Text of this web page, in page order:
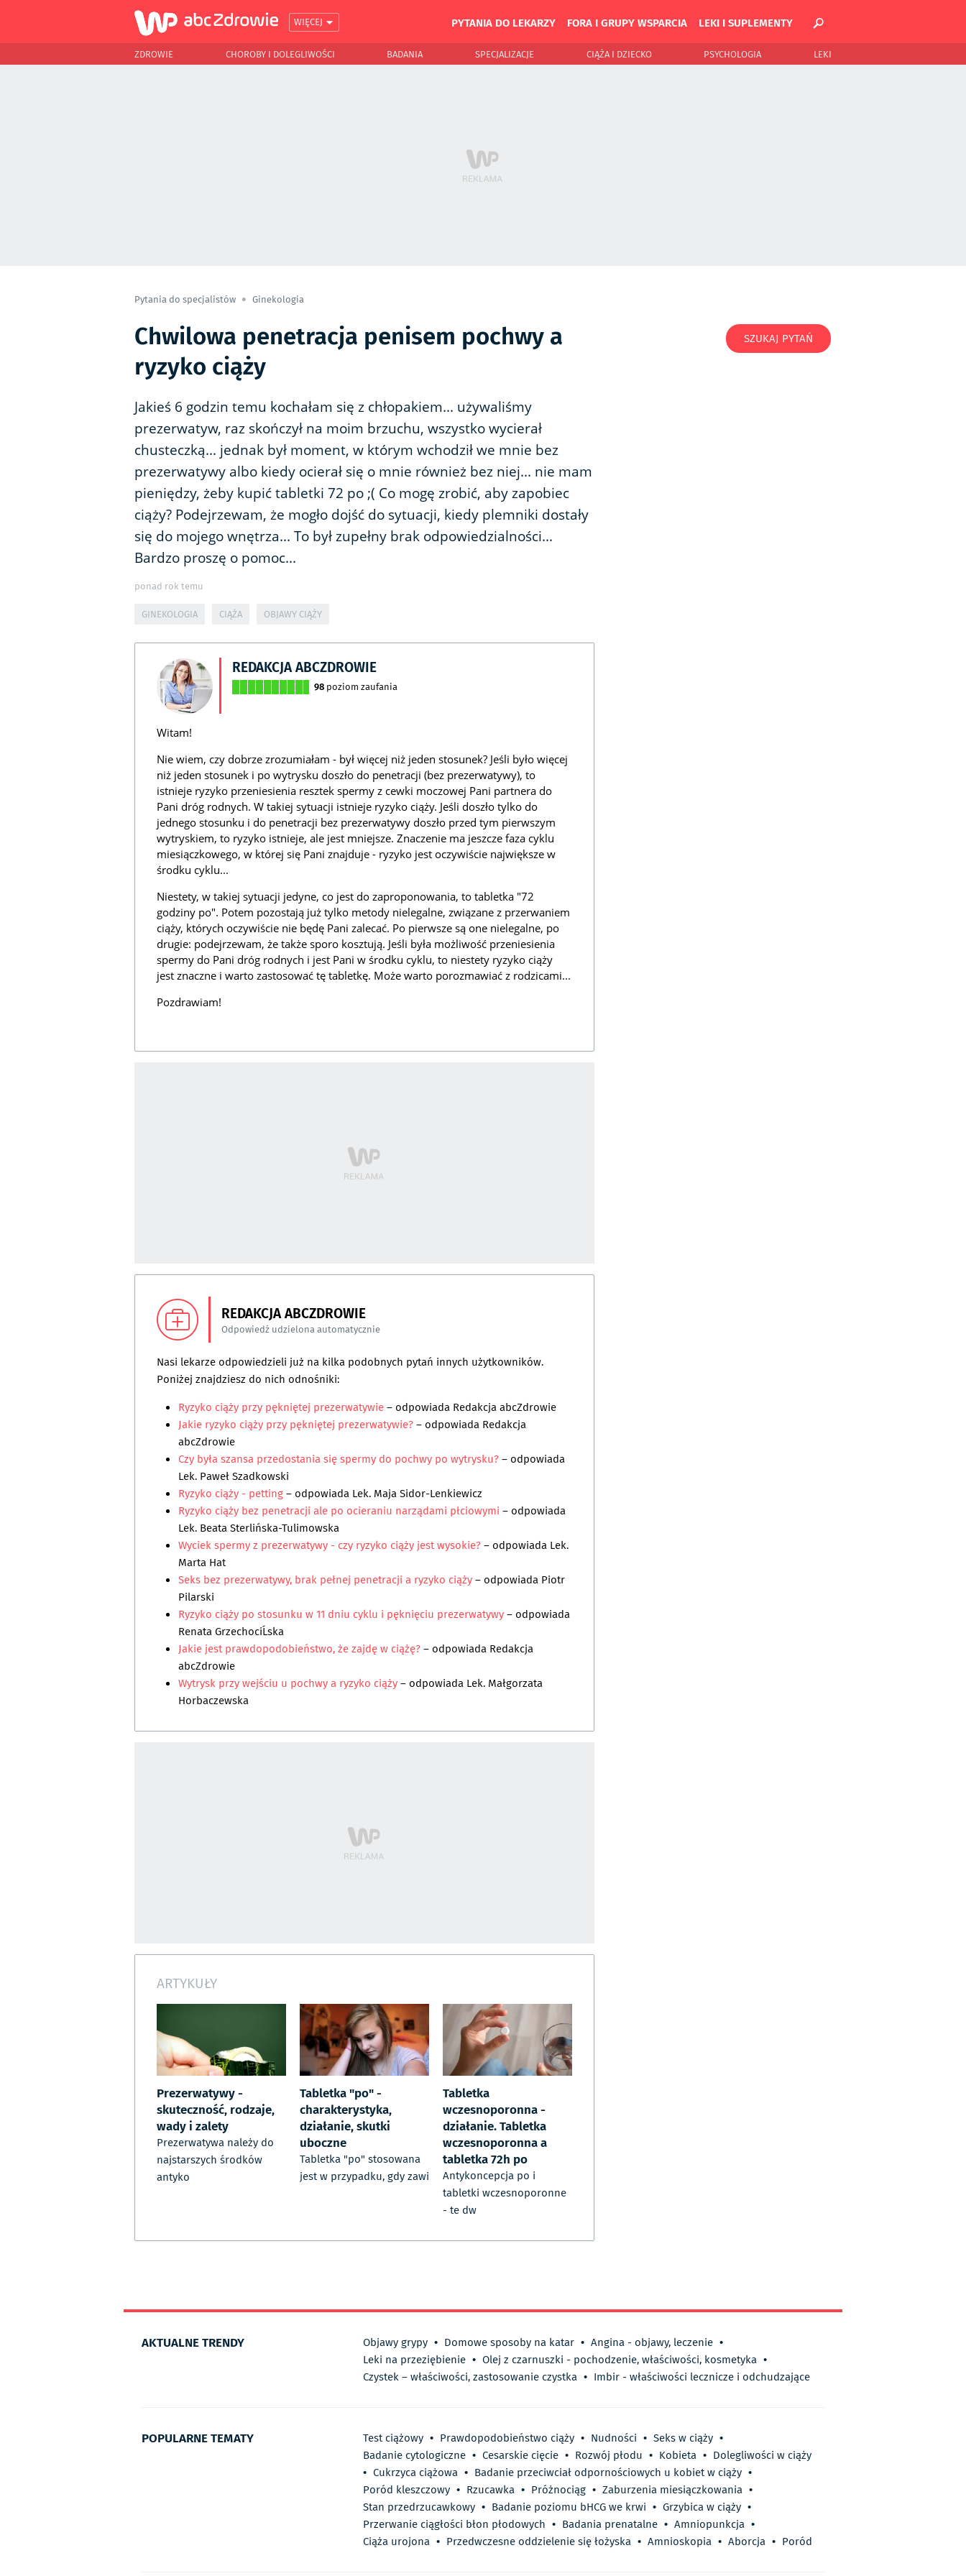
WIĘCEJ PYTANIA DO LEKARZY FORA I GRUPY WSPARCIA LEKI I SUPLEMENTY
ZDROWIE CHOROBY I DOLEGLIWOŚCI BADANIA SPECJALIZACJE CIĄŻA I DZIECKO PSYCHOLOGIA LEKI
Pytania do specjalistów Ginekologia
Chwilowa penetracja penisem pochwy a
ryzyko ciąży
Jakieś 6 godzin temu kochałam się z chłopakiem... używaliśmy
prezerwatyw, raz skończył na moim brzuchu, wszystko wycierał
chusteczką... jednak był moment, w którym wchodził we mnie bez
prezerwatywy albo kiedy ocierał się o mnie również bez niej... nie mam
pieniędzy, żeby kupić tabletki 72 po ;( Co mogę zrobić, aby zapobiec
ciąży? Podejrzewam, że mogło dojść do sytuacji, kiedy plemniki dostały
się do mojego wnętrza... To był zupełny brak odpowiedzialności...
Bardzo proszę o pomoc...
ponad rok temu
GINEKOLOGIA CIĄŻA OBJAWY CIĄŻY
REDAKCJA ABCZDROWIE
98 poziom zaufania
Witam!
Nie wiem, czy dobrze zrozumiałam - był więcej niż jeden stosunek? Jeśli było więcej
niż jeden stosunek i po wytrysku doszło do penetracji (bez prezerwatywy), to
istnieje ryzyko przeniesienia resztek spermy z cewki moczowej Pani partnera do
Pani dróg rodnych. W takiej sytuacji istnieje ryzyko ciąży. Jeśli doszło tylko do
jednego stosunku i do penetracji bez prezerwatywy doszło przed tym pierwszym
wytryskiem, to ryzyko istnieje, ale jest mniejsze. Znaczenie ma jeszcze faza cyklu
miesiączkowego, w której się Pani znajduje - ryzyko jest oczywiście największe w
środku cyklu...
Niestety, w takiej sytuacji jedyne, co jest do zaproponowania, to tabletka "72
godziny po". Potem pozostają już tylko metody nielegalne, związane z przerwaniem
ciąży, których oczywiście nie będę Pani zalecać. Po pierwsze są one nielegalne, po
drugie: podejrzewam, że także sporo kosztują. Jeśli była możliwość przeniesienia
spermy do Pani dróg rodnych i jest Pani w środku cyklu, to niestety ryzyko ciąży
jest znaczne i warto zastosować tę tabletkę. Może warto porozmawiać z rodzicami...
Pozdrawiam!
REDAKCJA ABCZDROWIE
Odpowiedź udzielona automatycznie
Nasi lekarze odpowiedzieli już na kilka podobnych pytań innych użytkowników.
Poniżej znajdziesz do nich odnośniki:
Ryzyko ciąży przy pękniętej prezerwatywie– odpowiada Redakcja abcZdrowie
Jakie ryzyko ciąży przy pękniętej prezerwatywie?– odpowiada Redakcja
abcZdrowie
Czy była szansa przedostania się spermy do pochwy po wytrysku?– odpowiada
Lek. Paweł Szadkowski
Ryzyko ciąży - petting– odpowiada Lek. Maja Sidor-Lenkiewicz
Ryzyko ciąży bez penetracji ale po ocieraniu narządami płciowymi – odpowiada
Lek. Beata Sterlińska-Tulimowska
Wyciek spermy z prezerwatywy - czy ryzyko ciąży jest wysokie?– odpowiada Lek.
Marta Hat
Seks bez prezerwatywy, brak pełnej penetracji a ryzyko ciąży– odpowiada Piotr
Pilarski
Ryzyko ciąży po stosunku w 11 dniu cyklu i pęknięciu prezerwatywy– odpowiada
Renata GrzechociĹska
Jakie jest prawdopodobieństwo, że zajdę w ciążę?– odpowiada Redakcja
abcZdrowie
Wytrysk przy wejściu u pochwy a ryzyko ciąży– odpowiada Lek. Małgorzata
Horbaczewska
ARTYKUŁY
Prezerwatywy -
skuteczność, rodzaje,
wady i zalety
Prezerwatywa należy do
najstarszych środków
antyko
Tabletka "po" -
charakterystyka,
działanie, skutki
uboczne
Tabletka "po" stosowana
jest w przypadku, gdy zawi
Tabletka
wczesnoporonna -
działanie. Tabletka
wczesnoporonna a
tabletka 72h po
Antykoncepcja po i
tabletki wczesnoporonne
- te dw
SZUKAJ PYTAŃ
AKTUALNE TRENDY Objawy grypy • Domowe sposoby na katar • Angina - objawy, leczenie •
Leki na przeziębienie • Olej z czarnuszki - pochodzenie, właściwości, kosmetyka •
Czystek – właściwości, zastosowanie czystka • Imbir - właściwości lecznicze i odchudzające
POPULARNE TEMATY Test ciążowy • Prawdopodobieństwo ciąży • Nudności • Seks w ciąży •
Badanie cytologiczne • Cesarskie cięcie • Rozwój płodu • Kobieta • Dolegliwości w ciąży
• Cukrzyca ciążowa • Badanie przeciwciał odpornościowych u kobiet w ciąży •
Poród kleszczowy • Rzucawka • Próżnociąg • Zaburzenia miesiączkowania •
Stan przedrzucawkowy • Badanie poziomu bHCG we krwi • Grzybica w ciąży •
Przerwanie ciągłości błon płodowych • Badania prenatalne • Amniopunkcja •
Ciąża urojona • Przedwczesne oddzielenie się łożyska • Amnioskopia • Aborcja • Poród